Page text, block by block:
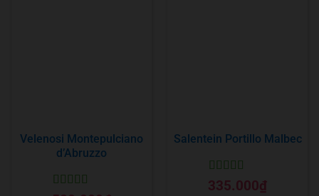
Velenosi Montepulciano
d’Abruzzo
Salentein Portillo Malbec
Được xếp
335.000₫